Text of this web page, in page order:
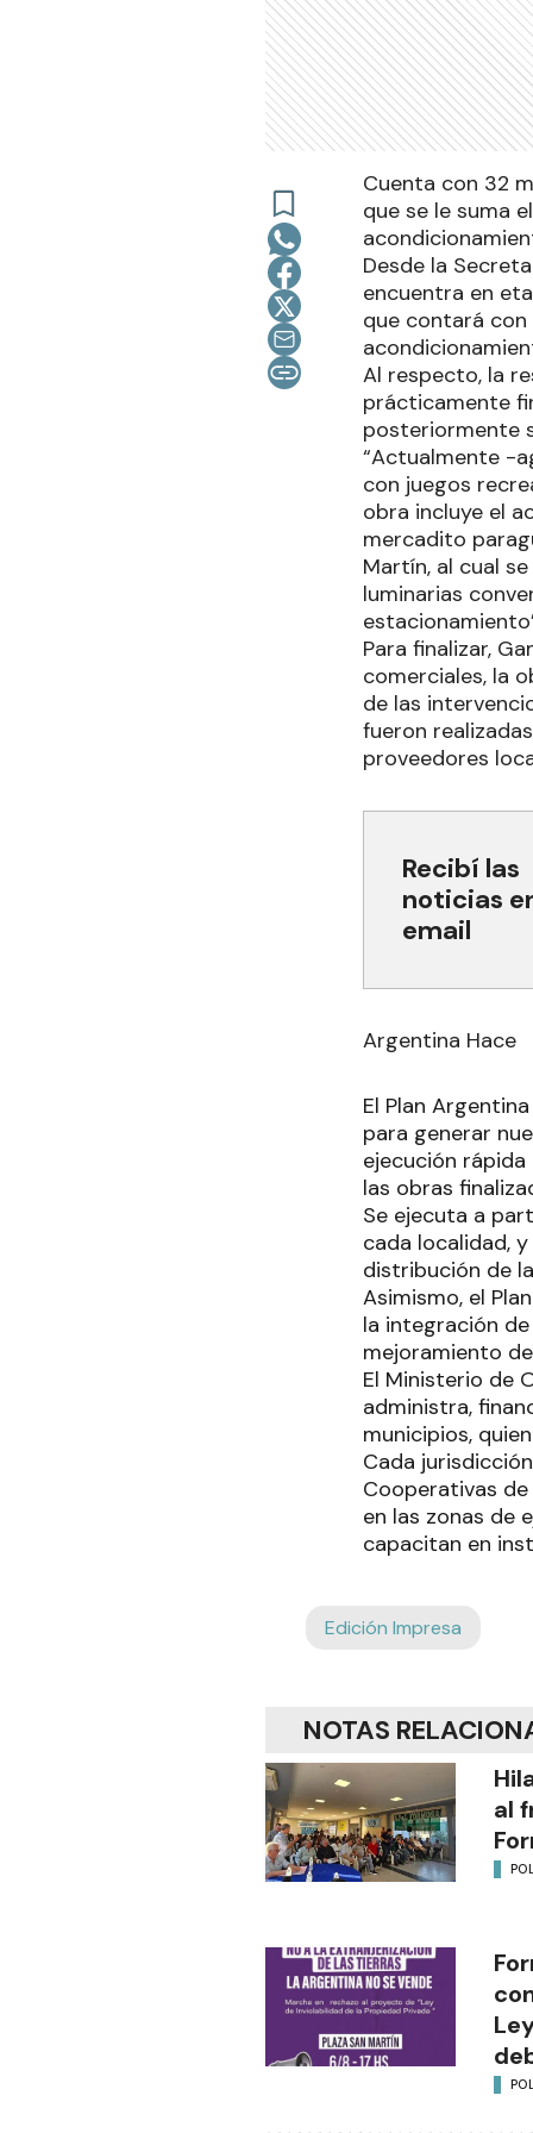
Cuenta con 32
que se le suma
Desde la
encuentra en
que contará
Al respecto, la
prácticamente
posteriormente
“Actualmente -
con juegos
obra incluye el
mercadito
Martín, al cual
luminarias
Para finalizar,
comerciales, la
de las
fueron
proveedores
Recibí las
noticias
email
Argentina Hace
El Plan
para generar
ejecución
las obras
Se ejecuta a
cada localidad,
distribución de
Asimismo, el
la integración
mejoramiento
El Ministerio de
administra,
municipios,
Cada
Cooperativas
en las zonas de
capacitan en
Edición Impresa
NOTAS
al